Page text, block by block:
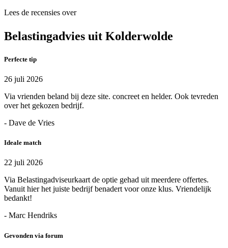
Lees de recensies over
Belastingadvies uit Kolderwolde
Perfecte tip
26 juli 2026
Via vrienden beland bij deze site. concreet en helder. Ook tevreden
over het gekozen bedrijf.
- Dave de Vries
Ideale match
22 juli 2026
Via Belastingadviseurkaart de optie gehad uit meerdere offertes.
Vanuit hier het juiste bedrijf benadert voor onze klus. Vriendelijk
bedankt!
- Marc Hendriks
Gevonden via forum